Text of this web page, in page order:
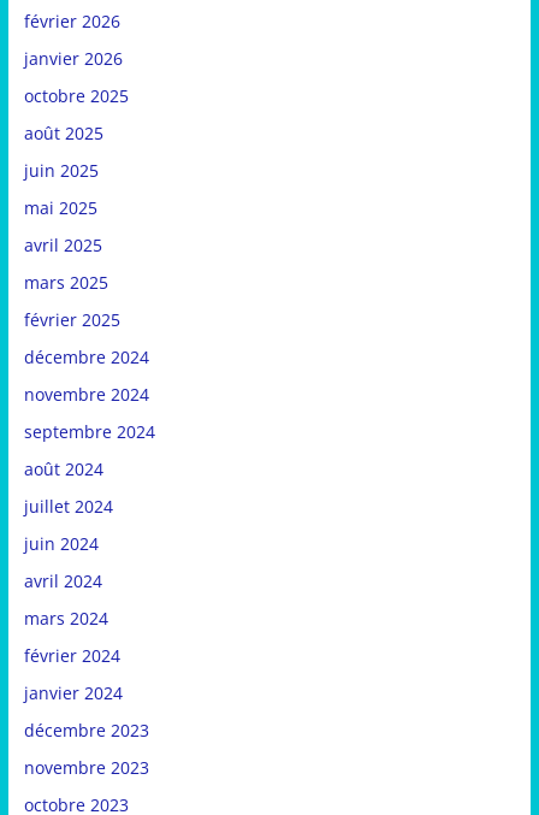
février 2026
janvier 2026
octobre 2025
août 2025
juin 2025
mai 2025
avril 2025
mars 2025
février 2025
décembre 2024
novembre 2024
septembre 2024
août 2024
juillet 2024
juin 2024
avril 2024
mars 2024
février 2024
janvier 2024
décembre 2023
novembre 2023
octobre 2023